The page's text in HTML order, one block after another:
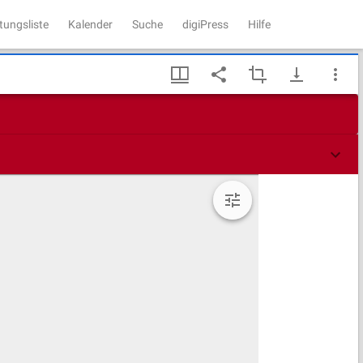
Kalender Suche digiPress Hilfe